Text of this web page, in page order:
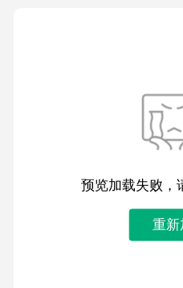
预览加载失败，
重新